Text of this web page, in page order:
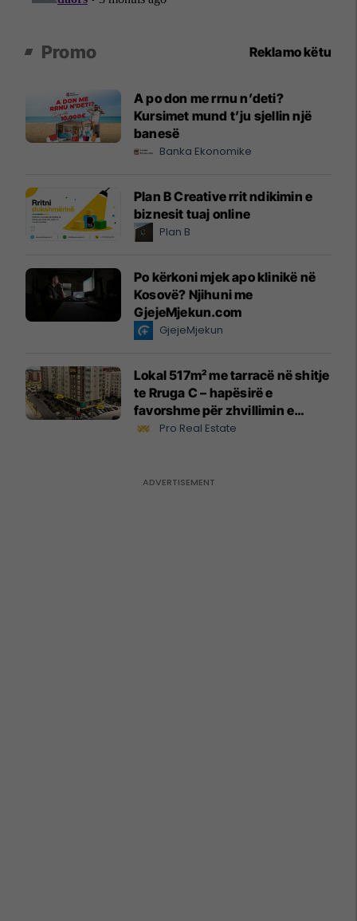
Promo Reklamo këtu
A po don me rrnu n’deti?
Kursimet mund t’ju sjellin një
banesë
Banka Ekonomike
Plan B Creative rrit ndikimin e
biznesit tuaj online
Plan B
Po kërkoni mjek apo klinikë në
Kosovë? Njihuni me
GjejeMjekun.com
GjejeMjekun
Lokal 517m² me tarracë në shitje
te Rruga C – hapësirë e
favorshme për zhvillimin e
biznesit #15796
Pro Real Estate